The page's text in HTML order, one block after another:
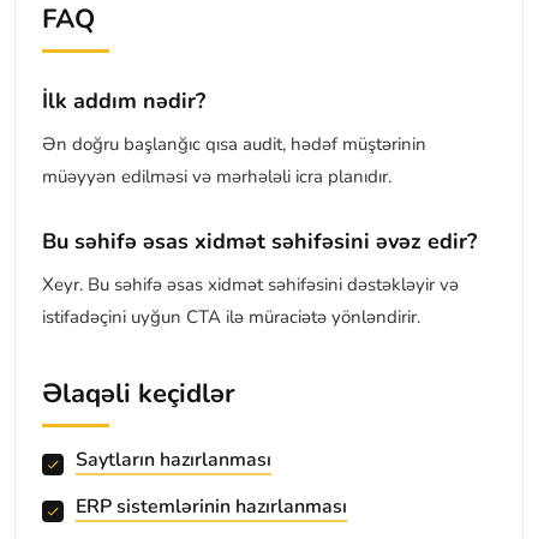
FAQ
İlk addım nədir?
Ən doğru başlanğıc qısa audit, hədəf müştərinin
müəyyən edilməsi və mərhələli icra planıdır.
Bu səhifə əsas xidmət səhifəsini əvəz edir?
Xeyr. Bu səhifə əsas xidmət səhifəsini dəstəkləyir və
istifadəçini uyğun CTA ilə müraciətə yönləndirir.
Əlaqəli keçidlər
Saytların hazırlanması
ERP sistemlərinin hazırlanması